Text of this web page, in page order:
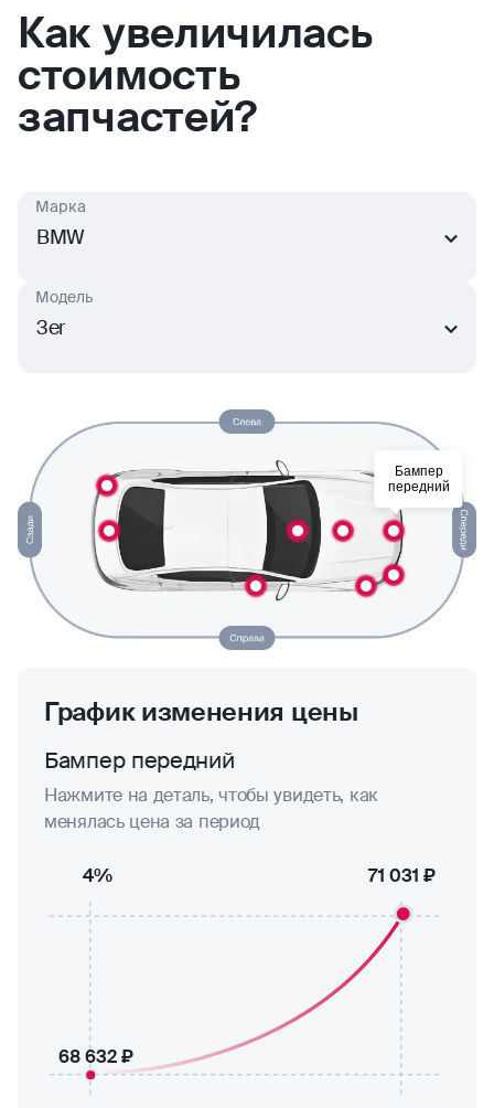
Как увеличилась
стоимость
запчастей?
BMW
Марка
3er
Модель
Бампер
передний
График изменения цены
Бампер передний
Нажмите на деталь, чтобы увидеть, как
менялась цена за период
68 632 ₽
71 031 ₽
4%